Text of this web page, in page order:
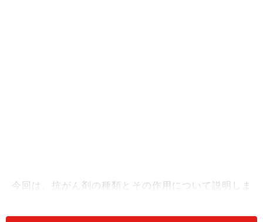
今回は、抗がん剤の種類とその作用について説明しま